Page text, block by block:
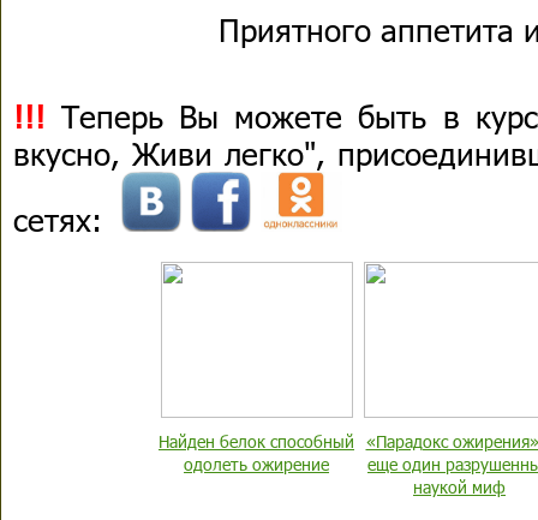
Приятного аппетита
!!! Теперь Вы можете быть в
вкусно, Живи легко",
сетях:
Найден белок способный
одолеть ожирение
«Парадокс
еще один
наукой миф